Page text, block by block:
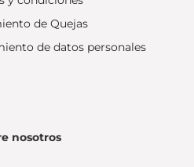
de Quejas
de datos personales
nosotros